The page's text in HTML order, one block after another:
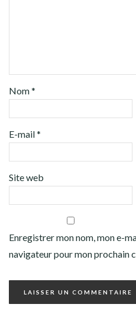
Nom*
E-mail*
Site web
Enregistrer mon nom, mon e-
navigateur pour mon prochain